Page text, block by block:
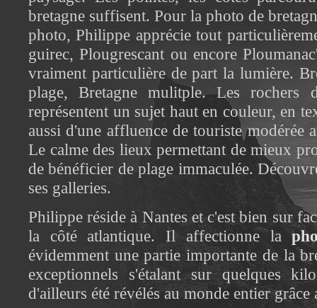
bretagne suffisent. Pour la photo de
photo, Philippe apprécie tout
guirec, Plougrescant ou encore
vraiment particulière de part la lumière.
plage, Bretagne mulitple. Les
représentent un sujet haut en couleur, en
aussi d'une affluence de touriste modérée
Le calme des lieux permettant de mieux
de bénéficier de plage immaculée.
ses galleries.
Philippe réside à Nantes et c'est bien sur
la côté atlantique. Il affectionne la
évidemment une partie importante de la
exceptionnels s'étalant sur quelques
d'ailleurs été révélés au monde entier